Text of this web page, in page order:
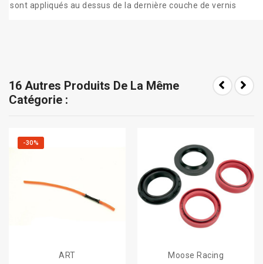
sont appliqués au dessus de la dernière couche de vernis
16 Autres Produits De La Même
Catégorie :
-30%
ART
Moose Racing